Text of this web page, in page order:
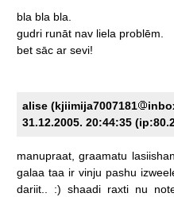
bla bla bla.
gudri runāt nav liela problēm.
bet sāc ar sevi!
alise (kjiimija7007181
31.12.2005. 20:44:35
manupraat, graamatu
galaa taa ir vinju pashu
dariit..
:) shaadi raxti nu